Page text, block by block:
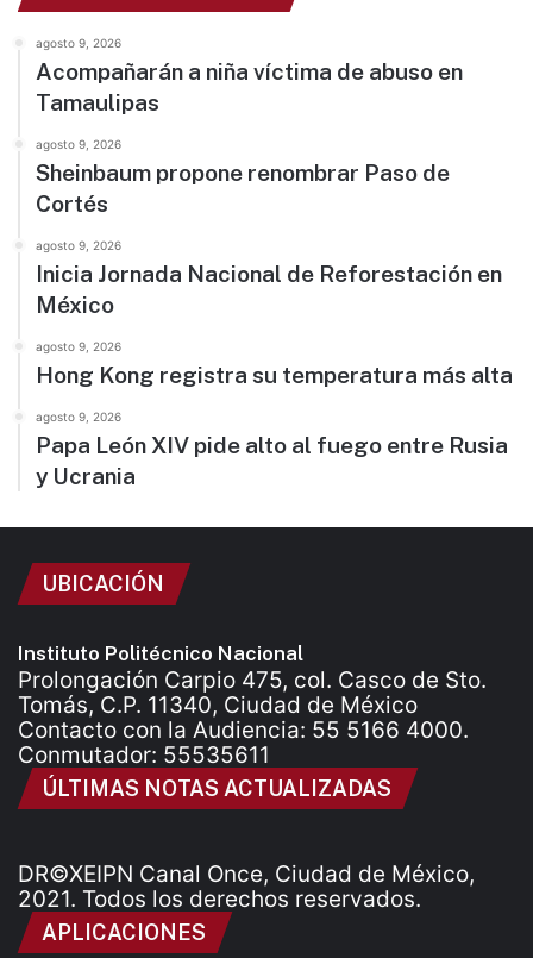
agosto 9, 2026
Acompañarán a niña víctima de abuso en
Tamaulipas
agosto 9, 2026
Sheinbaum propone renombrar Paso de
Cortés
agosto 9, 2026
Inicia Jornada Nacional de Reforestación en
México
agosto 9, 2026
Hong Kong registra su temperatura más alta
agosto 9, 2026
Papa León XIV pide alto al fuego entre Rusia
y Ucrania
UBICACIÓN
Instituto Politécnico Nacional
Prolongación Carpio 475, col. Casco de Sto.
Tomás, C.P. 11340, Ciudad de México
Contacto con la Audiencia: 55 5166 4000.
Conmutador: 55535611
ÚLTIMAS NOTAS ACTUALIZADAS
DR©XEIPN Canal Once, Ciudad de México,
2021. Todos los derechos reservados.
APLICACIONES